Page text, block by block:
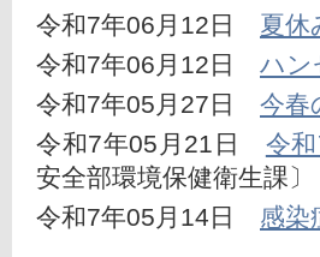
令和7年06月12日 夏休
令和7年06月12日 ハン
令和7年05月27日 今春
令和7年05月21日 令
安全部環境保健衛生課〕
令和7年05月14日 感染